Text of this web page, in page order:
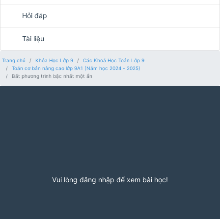
Hỏi đáp
Tài liệu
Trang chủ Khóa Học Lớp 9
Các Khoá Học Toán Lớp 9
Toán cơ bản nâng cao lớp 9A1 (Năm học 2024 - 2025)
Bất phương trình bậc nhất một ẩn
Vui lòng đăng nhập để xem bài học!